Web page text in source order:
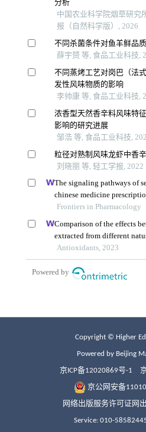
Copyright © Higher
Powered by Beijing
京ICP备12020869号-1
京公网安备
网络出版服务许可证网
Service: 010-